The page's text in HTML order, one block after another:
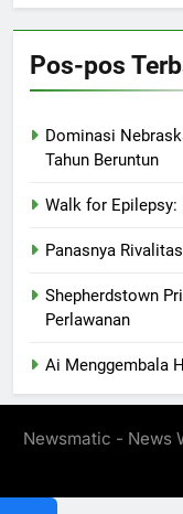
Pos-pos
Dominasi
Tahun Beruntun
Walk for Epilepsy:
Panasnya
Shepherdstown
Perlawanan
Ai Menggembala
Newsmatic - News